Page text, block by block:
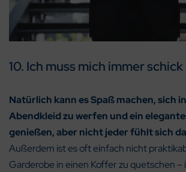
10. Ich muss mich immer
Natürlich kann es Spaß machen, sich
Abendkleid zu werfen und ein
genießen, aber nicht jeder fühlt sich
Außerdem ist es oft einfach nicht
Garderobe in einen Koffer zu quetschen –